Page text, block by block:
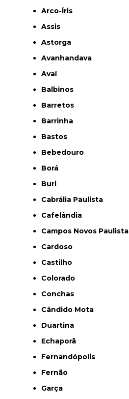
Arco-Íris
Assis
Astorga
Avanhandava
Avaí
Balbinos
Barretos
Barrinha
Bastos
Bebedouro
Borá
Buri
Cabrália Paulista
Cafelândia
Campos Novos Paulista
Cardoso
Castilho
Colorado
Conchas
Cândido Mota
Duartina
Echaporã
Fernandópolis
Fernão
Garça